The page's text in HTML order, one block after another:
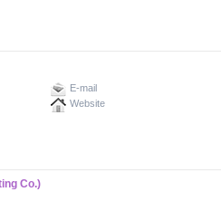
E-mail
Website
Co.)